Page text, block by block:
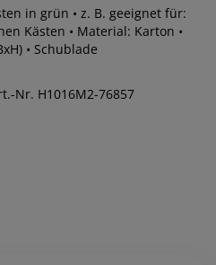
in grün • z. B. geeignet für:
Kästen • Material: Karton •
• Schublade
Nr. H1016M2-76857